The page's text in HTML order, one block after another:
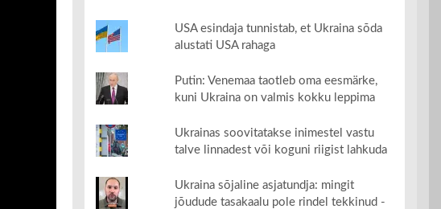
USA esindaja tunnistab, et Ukraina sõda
alustati USA rahaga
Putin: Venemaa taotleb oma eesmärke,
kuni Ukraina on valmis kokku leppima
Ukrainas soovitatakse inimestel vastu
talve linnadest või koguni riigist lahkuda
Ukraina sõjaline asjatundja: mingit
jõudude tasakaalu pole rindel tekkinud -